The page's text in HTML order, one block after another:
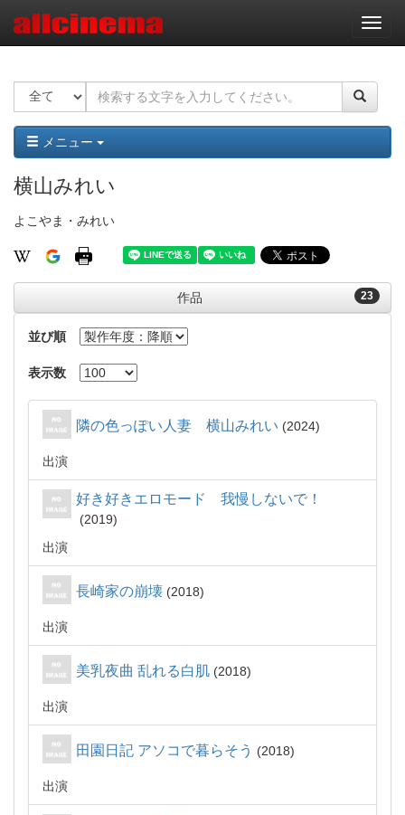
ナ
ビ
ー
ョ
ン
メニュー
横山みれい
よこやま・みれい
23
作品
並び順
表示数
隣の色っぽい人妻 横山みれい 2024
出演
好き好きエロモード 我慢しないで！
2019
出演
長崎家の崩壊 2018
出演
美乳夜曲 乱れる白肌 2018
出演
田園日記 アソコで暮らそう 2018
出演